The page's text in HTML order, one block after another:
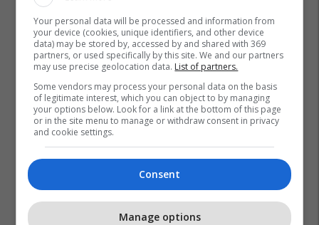
Your personal data will be processed and information from
your device (cookies, unique identifiers, and other device
data) may be stored by, accessed by and shared with 369
partners, or used specifically by this site. We and our partners
may use precise geolocation data. List of partners.
Some vendors may process your personal data on the basis
of legitimate interest, which you can object to by managing
your options below. Look for a link at the bottom of this page
or in the site menu to manage or withdraw consent in privacy
and cookie settings.
Consent
Manage options